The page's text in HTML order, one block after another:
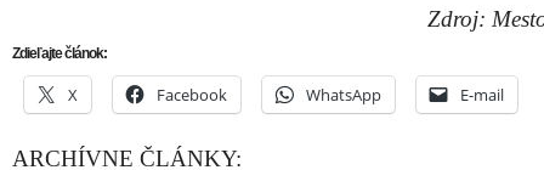
Zdroj:
Zdieľajte článok:
X Facebook WhatsApp E-mail
ARCHÍVNE ČLÁNKY: